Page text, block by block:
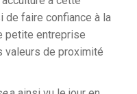
de faire confiance à la
petite entreprise
valeurs de proximité